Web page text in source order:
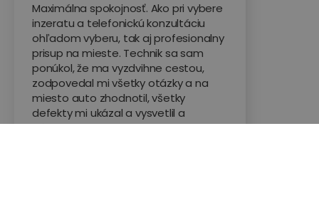
Maximálna spokojnosť. Ako pri vybere
inzeratu a telefonickú konzultáciu
ohľadom vyberu, tak aj profesionalny
prisup na mieste. Technik sa sam
ponúkol, že ma vyzdvihne cestou,
zodpovedal mi všetky otázky a na
miesto auto zhodnotil, všetky
defekty mi ukázal a vysvetlil a
následne aj odhadom nacenil